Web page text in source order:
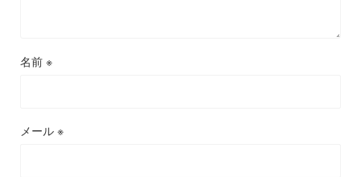
名前 ※
メール ※